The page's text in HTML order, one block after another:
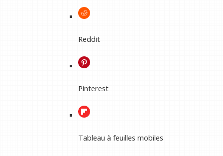
Reddit
Pinterest
Tableau à feuilles mobiles